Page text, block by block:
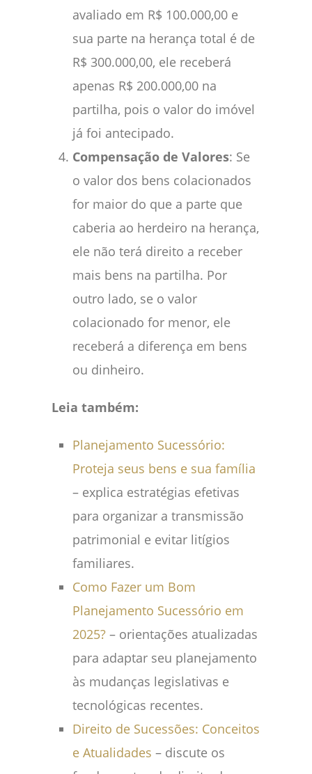
avaliado em R$ 100.000,00 e
sua parte na herança total é de
R$ 300.000,00, ele receberá
apenas R$ 200.000,00 na
partilha, pois o valor do imóvel
já foi antecipado.
Compensação de Valores: Se
o valor dos bens colacionados
for maior do que a parte que
caberia ao herdeiro na herança,
ele não terá direito a receber
mais bens na partilha. Por
outro lado, se o valor
colacionado for menor, ele
receberá a diferença em bens
ou dinheiro.
Leia também:
Planejamento Sucessório:
Proteja seus bens e sua família
– explica estratégias efetivas
para organizar a transmissão
patrimonial e evitar litígios
familiares.
Como Fazer um Bom
Planejamento Sucessório em
2025? – orientações atualizadas
para adaptar seu planejamento
às mudanças legislativas e
tecnológicas recentes.
Direito de Sucessões: Conceitos
e Atualidades – discute os